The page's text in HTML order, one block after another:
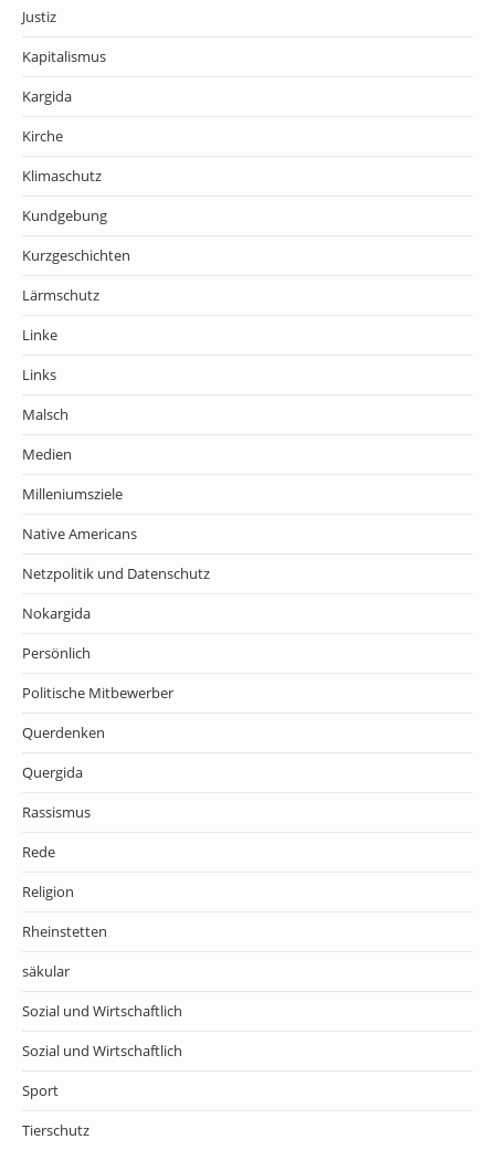
Justiz
Kapitalismus
Kargida
Kirche
Klimaschutz
Kundgebung
Kurzgeschichten
Lärmschutz
Linke
Links
Malsch
Medien
Milleniumsziele
Native Americans
Netzpolitik und Datenschutz
Nokargida
Persönlich
Politische Mitbewerber
Querdenken
Quergida
Rassismus
Rede
Religion
Rheinstetten
säkular
Sozial und Wirtschaftlich
Sozial und Wirtschaftlich
Sport
Tierschutz